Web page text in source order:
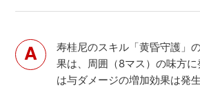
寿桂尼のスキル「黄昏守護」
果は、周囲（8マス）の味方
は与ダメージの増加効果は発